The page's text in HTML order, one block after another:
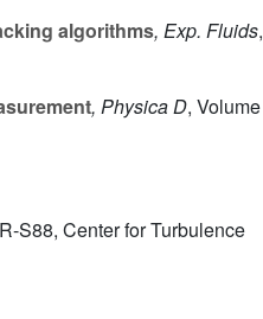
algorithms, Exp. Fluids,
, Physica D, Volume
S88, Center for Turbulence